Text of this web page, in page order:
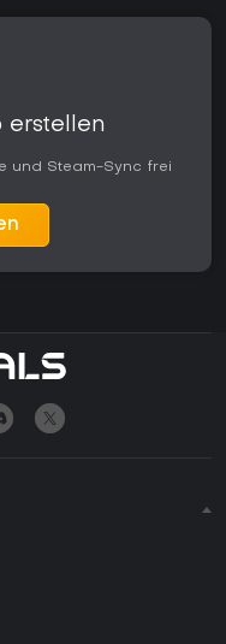
erstellen
und Steam-Sync frei